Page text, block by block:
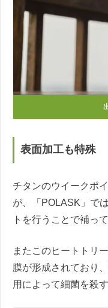
表面加工も特殊
チタンのウイークポ
が、「POLASK」で
トを行うことで補っ
またこのヒートトリ
膜が形成されており
用によって細菌を殺